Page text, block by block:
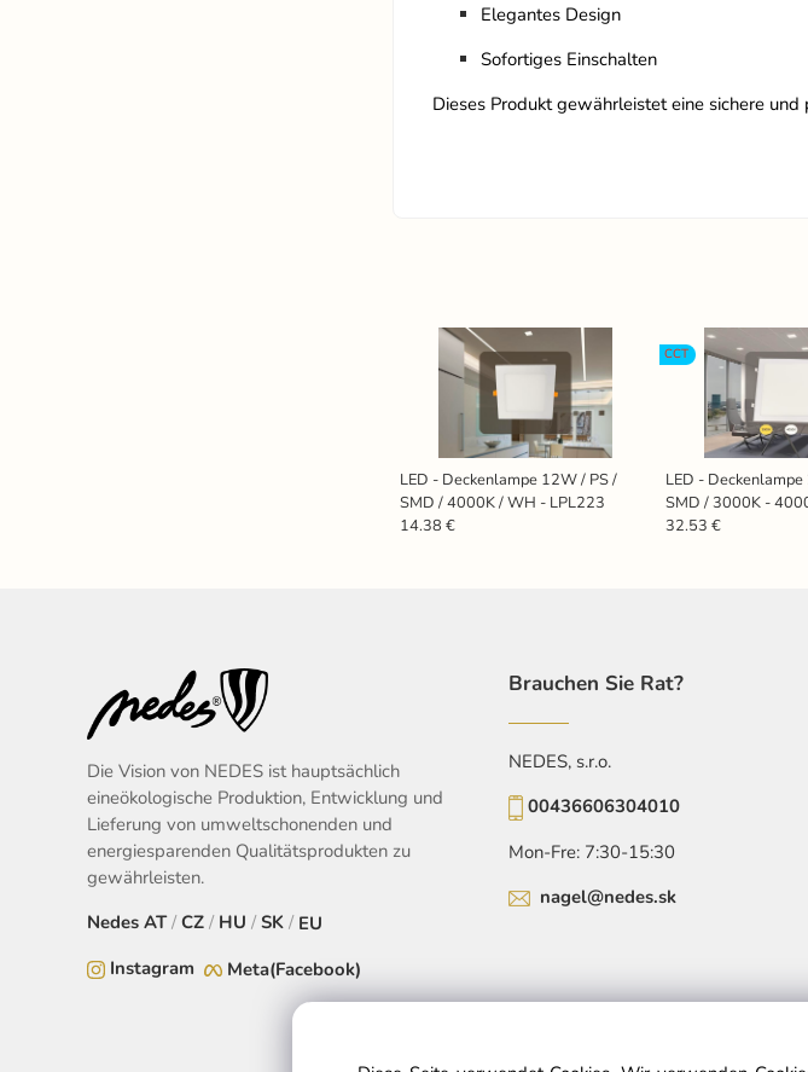
Elegantes Design
Sofortiges Einschalten
Dieses Produkt gewährleistet eine sichere
LED - Deckenlampe 12W / PS /
SMD / 4000K / WH - LPL223
14.38 €
LED -
SMD / 3000K -
WH - LPL235
CCT
32.53 €
Die Vision von NEDES ist hauptsächlich
eineökologische Produktion, Entwicklung und
Lieferung von umweltschonenden und
energiesparenden Qualitätsprodukten zu
gewährleisten.
Nedes AT / CZ / HU / SK / EU
Instagram
Meta(Facebook)
Brauchen Sie Rat?
NEDES, s.r.o.
00436606304010
Mon-Fre: 7:30-15:30
nagel@nedes.sk